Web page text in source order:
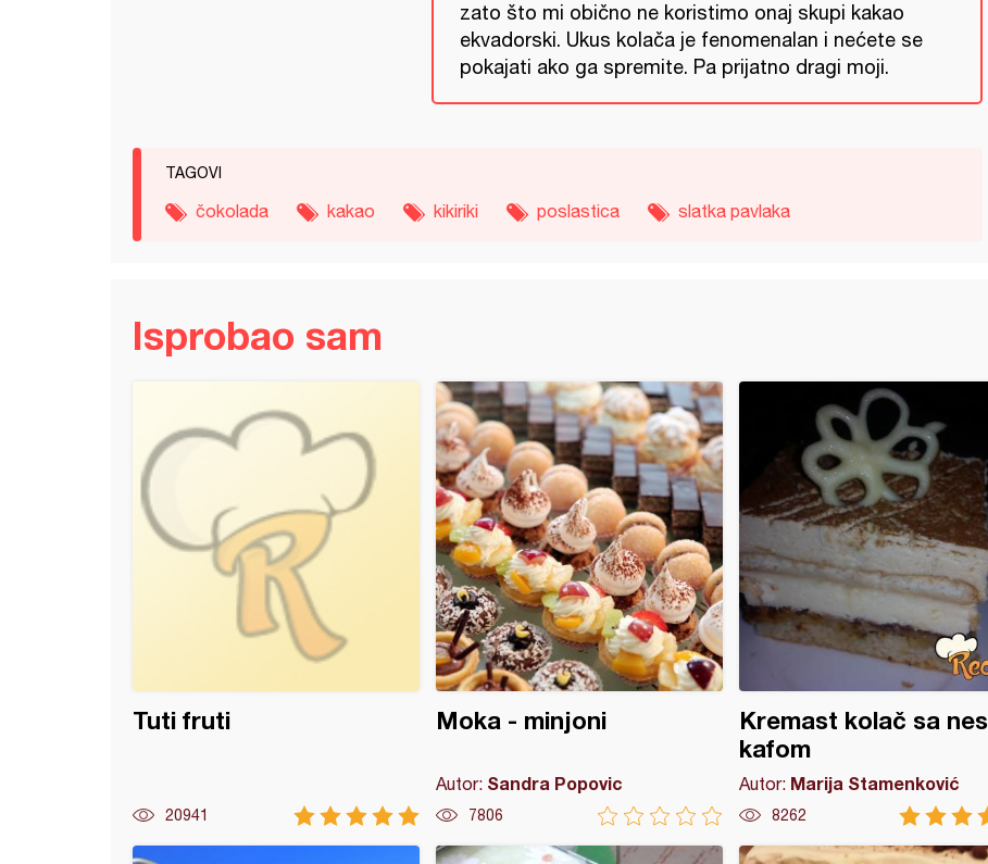
zato što mi obično ne koristimo onaj skupi kakao
ekvadorski. Ukus kolača je fenomenalan i nećete se
pokajati ako ga spremite. Pa prijatno dragi moji.
TAGOVI
čokolada kakao kikiriki poslastica slatka pavlaka
Isprobao sam
Tuti fruti
20941
Moka - minjoni
Autor: Sandra Popovic
7806
Kremast kolač sa nes
kafom
Autor: Marija Stamenković
8262